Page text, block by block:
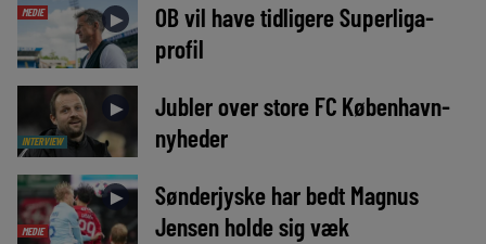
MEDIE ►
OB vil have tidligere Superliga-
profil
INTERVIEW
►
Jubler over store FC København-
nyheder
MEDIE
►
Sønderjyske har bedt Magnus
Jensen holde sig væk